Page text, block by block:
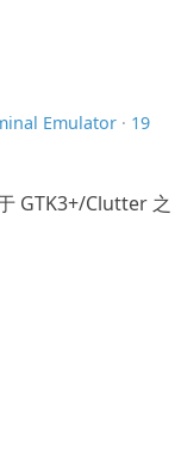
Emulator · 19
GTK3+/Clutter 之